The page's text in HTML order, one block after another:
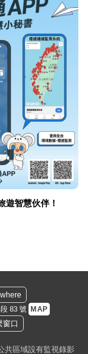
遊智慧伙伴！
83 號 MAP
窗口
共區域設有監視錄影